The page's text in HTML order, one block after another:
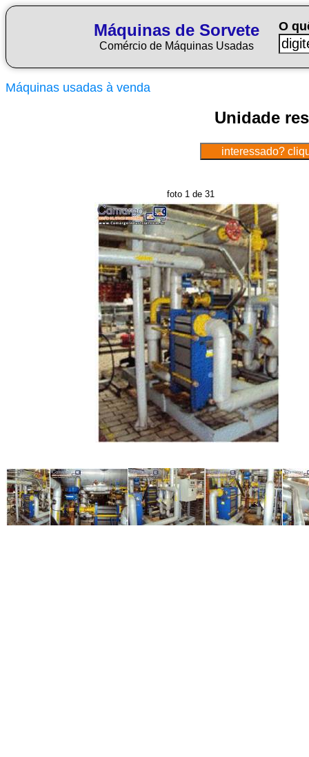
Máquinas de Sorvete
Comércio de Máquinas Usadas
O
Máquinas usadas à venda
Unidade
foto 1 de 31